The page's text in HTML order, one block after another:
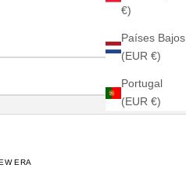
€)
Países Bajos
(EUR €)
Portugal
(EUR €)
ERA